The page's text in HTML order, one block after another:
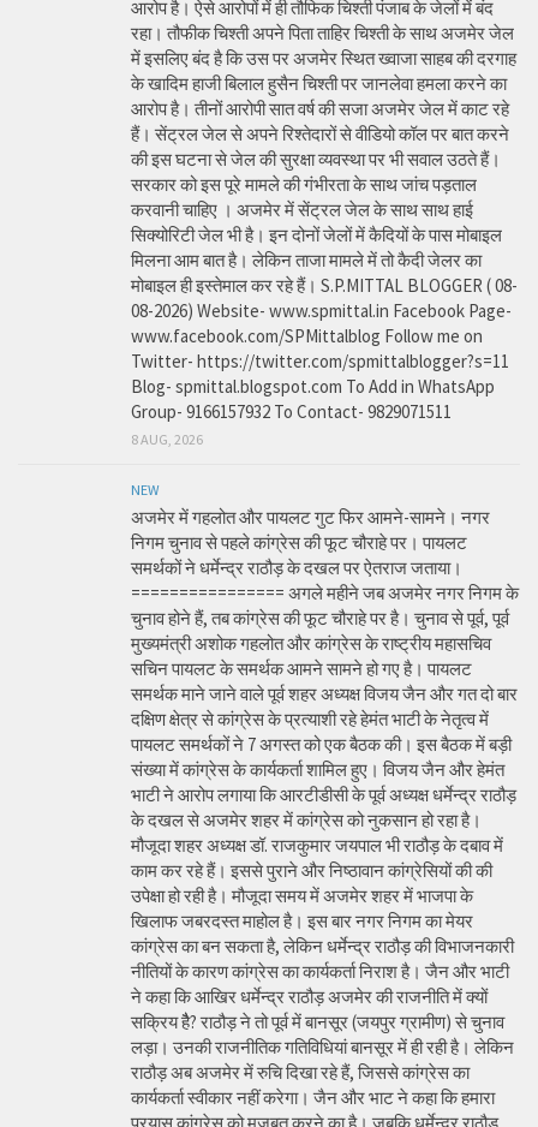
आरोप है। ऐसे आरोपों में ही तौफिक चिश्ती पंजाब के जेलों में बंद
रहा। तौफीक चिश्ती अपने पिता ताहिर चिश्ती के साथ अजमेर जेल
में इसलिए बंद है कि उस पर अजमेर स्थित ख्वाजा साहब की दरगाह
के खादिम हाजी बिलाल हुसैन चिश्ती पर जानलेवा हमला करने का
आरोप है। तीनों आरोपी सात वर्ष की सजा अजमेर जेल में काट रहे
हैं। सेंट्रल जेल से अपने रिश्तेदारों से वीडियो कॉल पर बात करने
की इस घटना से जेल की सुरक्षा व्यवस्था पर भी सवाल उठते हैं।
सरकार को इस पूरे मामले की गंभीरता के साथ जांच पड़ताल
करवानी चाहिए । अजमेर में सेंट्रल जेल के साथ साथ हाई
सिक्योरिटी जेल भी है। इन दोनों जेलों में कैदियों के पास मोबाइल
मिलना आम बात है। लेकिन ताजा मामले में तो कैदी जेलर का
मोबाइल ही इस्तेमाल कर रहे हैं। S.P.MITTAL BLOGGER ( 08-
08-2026) Website- www.spmittal.in Facebook Page-
www.facebook.com/SPMittalblog Follow me on
Twitter- https://twitter.com/spmittalblogger?s=11
Blog- spmittal.blogspot.com To Add in WhatsApp
Group- 9166157932 To Contact- 9829071511
8 AUG, 2026
NEW
अजमेर में गहलोत और पायलट गुट फिर आमने-सामने। नगर
निगम चुनाव से पहले कांग्रेस की फूट चौराहे पर। पायलट
समर्थकों ने धर्मेन्द्र राठौड़ के दखल पर ऐतराज जताया।
================ अगले महीने जब अजमेर नगर निगम के
चुनाव होने हैं, तब कांग्रेस की फूट चौराहे पर है। चुनाव से पूर्व, पूर्व
मुख्यमंत्री अशोक गहलोत और कांग्रेस के राष्ट्रीय महासचिव
सचिन पायलट के समर्थक आमने सामने हो गए है। पायलट
समर्थक माने जाने वाले पूर्व शहर अध्यक्ष विजय जैन और गत दो बार
दक्षिण क्षेत्र से कांग्रेस के प्रत्याशी रहे हेमंत भाटी के नेतृत्व में
पायलट समर्थकों ने 7 अगस्त को एक बैठक की। इस बैठक में बड़ी
संख्या में कांग्रेस के कार्यकर्ता शामिल हुए। विजय जैन और हेमंत
भाटी ने आरोप लगाया कि आरटीडीसी के पूर्व अध्यक्ष धर्मेन्द्र राठौड़
के दखल से अजमेर शहर में कांग्रेस को नुकसान हो रहा है।
मौजूदा शहर अध्यक्ष डॉ. राजकुमार जयपाल भी राठौड़ के दबाव में
काम कर रहे हैं। इससे पुराने और निष्ठावान कांग्रेसियों की की
उपेक्षा हो रही है। मौजूदा समय में अजमेर शहर में भाजपा के
खिलाफ जबरदस्त माहोल है। इस बार नगर निगम का मेयर
कांग्रेस का बन सकता है, लेकिन धर्मेन्द्र राठौड़ की विभाजनकारी
नीतियों के कारण कांग्रेस का कार्यकर्ता निराश है। जैन और भाटी
ने कहा कि आखिर धर्मेन्द्र राठौड़ अजमेर की राजनीति में क्यों
सक्रिय हैै? राठौड़ ने तो पूर्व में बानसूर (जयपुर ग्रामीण) से चुनाव
लड़ा। उनकी राजनीतिक गतिविधियां बानसूर में ही रही है। लेकिन
राठौड़ अब अजमेर में रुचि दिखा रहे हैं, जिससे कांग्रेस का
कार्यकर्ता स्वीकार नहीं करेगा। जैन और भाट ने कहा कि हमारा